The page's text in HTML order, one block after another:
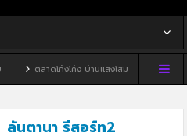
ตลาดโก้งโค้ง บ้านแสงโสม ทิวผาคา
ลันตานา รีสอร์ท2